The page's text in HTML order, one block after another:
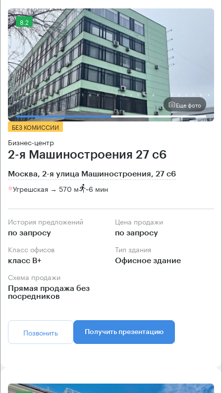
8.2
Еще фото
БЕЗ КОМИССИИ
Бизнес-центр
2-я Машиностроения 27 с6
Москва, 2-я улица Машиностроения, 27 с6
Угрешская → 570 м ~6 мин
История предложений
по запросу
Цена продажи
по запросу
Класс офисов
класс B+
Тип здания
Офисное здание
Схема продажи
Прямая продажа без
посредников
Позвонить Получить презентацию